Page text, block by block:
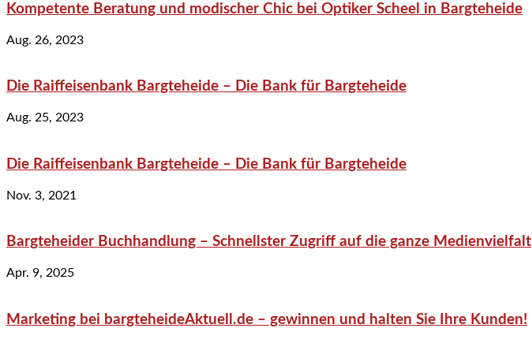
Kompetente Beratung und modischer Chic bei Optiker Scheel in Bargteheide
Aug. 26, 2023
Die Raiffeisenbank Bargteheide – Die Bank für Bargteheide
Aug. 25, 2023
Die Raiffeisenbank Bargteheide – Die Bank für Bargteheide
Nov. 3, 2021
Bargteheider Buchhandlung – Schnellster Zugriff auf die ganze Medienvielfalt
Apr. 9, 2025
Marketing bei bargteheideAktuell.de – gewinnen und halten Sie Ihre Kunden!